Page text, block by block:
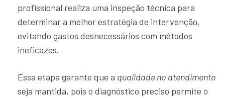
profissional realiza uma inspeção técnica para
determinar a melhor estratégia de intervenção,
evitando gastos desnecessários com métodos
ineficazes.
Essa etapa garante que a qualidade no atendimento
seja mantida, pois o diagnóstico preciso permite o